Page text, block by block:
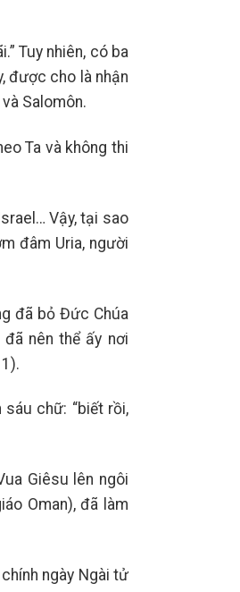
Tuy nhiên, có ba
được cho là nhận
Salomôn.
Ta và không thi
Vậy, tại sao
đâm Uria, người
đã bỏ Đức Chúa
nên thể ấy nơi
chữ: “biết rồi,
Giêsu lên ngôi
Oman), đã làm
ngày Ngài tử